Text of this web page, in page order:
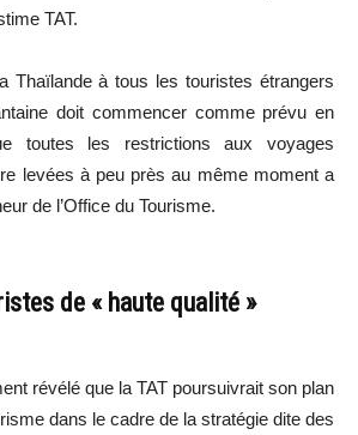
TAT.
Thaïlande à tous les touristes étrangers
doit commencer comme prévu en
toutes les restrictions aux voyages
levées à peu près au même moment a
de l’Office du Tourisme.
de « haute qualité »
révélé que la TAT poursuivrait son plan
dans le cadre de la stratégie dite des